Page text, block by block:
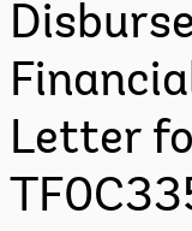
Letter